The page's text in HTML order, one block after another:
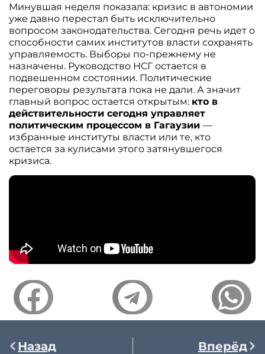
Минувшая неделя показала: кризис в автономии
уже давно перестал быть исключительно
вопросом законодательства. Сегодня речь идет о
способности самих институтов власти сохранять
управляемость. Выборы по-прежнему не
назначены. Руководство НСГ остается в
подвешенном состоянии. Политические
переговоры результата пока не дали. А значит
главный вопрос остается открытым: кто в
действительности сегодня управляет
политическим процессом в Гагаузии—
избранные институты власти или те, кто
остается за кулисами этого затянувшегося
кризиса.
Назад Вперёд